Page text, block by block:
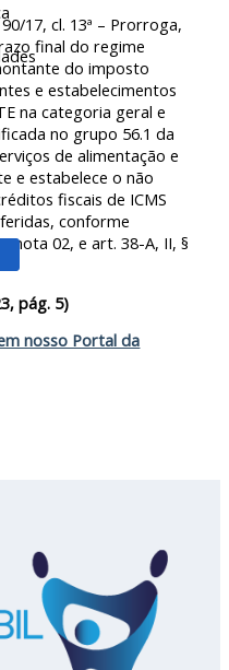
17, cl. 13ª – Prorroga,
final do regime
do imposto
e estabelecimentos
na categoria geral e
no grupo 56.1 da
de alimentação e
e estabelece o não
fiscais de ICMS
conforme
nota 02, e art. 38-A, II, §
pág. 5)
nosso Portal da